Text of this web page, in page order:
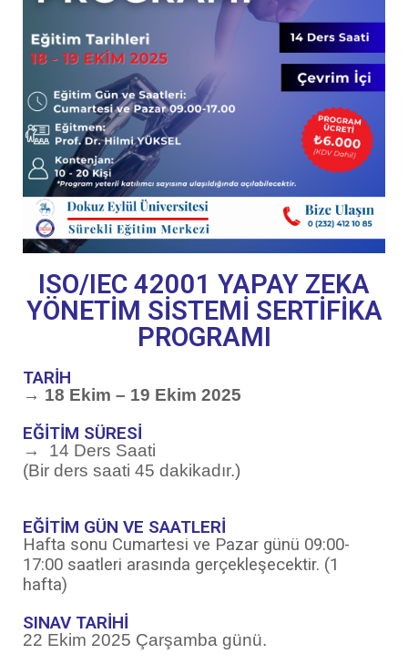
ISO/IEC 42001 YAPAY ZEKA
YÖNETİM SİSTEMİ SERTİFİKA
PROGRAMI
TARİH
→ 18 Ekim – 19 Ekim 2025
EĞİTİM SÜRESİ
→ 14 Ders Saati
(Bir ders saati 45 dakikadır.)
EĞİTİM GÜN VE SAATLERİ
Hafta sonu Cumartesi ve Pazar günü 09:00-
17:00 saatleri arasında gerçekleşecektir. (1
hafta)
SINAV TARİHİ
22 Ekim 2025 Çarşamba günü.